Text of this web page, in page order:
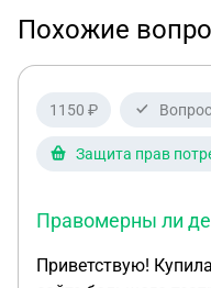
Похожие
1150 ₽
Защита прав
Правомерны ли
Приветствую! Купила онлайн на официальном